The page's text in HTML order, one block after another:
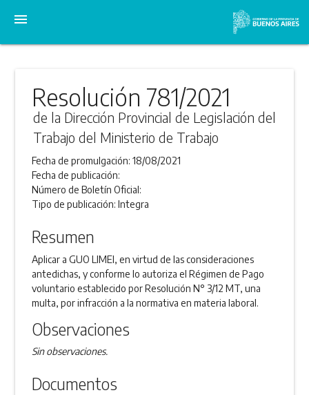
menu
Resolución 781/2021
de la Dirección Provincial de Legislación del
Trabajo del Ministerio de Trabajo
Fecha de promulgación:18/08/2021
Fecha de publicación:
Número de Boletín Oficial:
Tipo de publicación:Integra
Resumen
Aplicar a GUO LIMEI, en virtud de las consideraciones
antedichas, y conforme lo autoriza el Régimen de Pago
voluntario establecido por Resolución N° 3/12 MT, una
multa, por infracción a la normativa en materia laboral.
Observaciones
Sin observaciones.
Documentos